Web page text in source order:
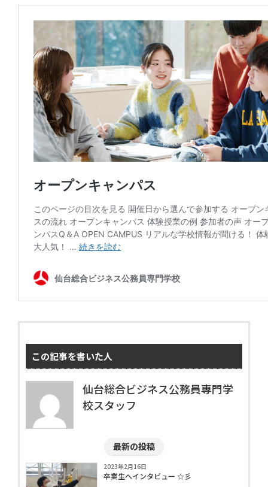
この記事を書いた人
仙台総合ビジネス公務員専門学
校スタッフ
最新の投稿
2023年2月16日
卒業生へインタビュー ☆彡